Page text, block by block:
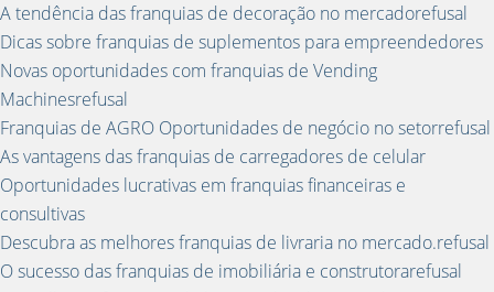
A tendência das franquias de decoração no mercadorefusal
Dicas sobre franquias de suplementos para empreendedores
Novas oportunidades com franquias de Vending
Machinesrefusal
Franquias de AGRO Oportunidades de negócio no setorrefusal
As vantagens das franquias de carregadores de celular
Oportunidades lucrativas em franquias financeiras e
consultivas
Descubra as melhores franquias de livraria no mercado.refusal
O sucesso das franquias de imobiliária e construtorarefusal